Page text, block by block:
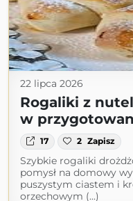
22 lipca 2026
Rogaliki z
w
17 2 Zapisz
Szybkie rogaliki
pomysł na domowy
puszystym ciastem i
orzechowym (...)